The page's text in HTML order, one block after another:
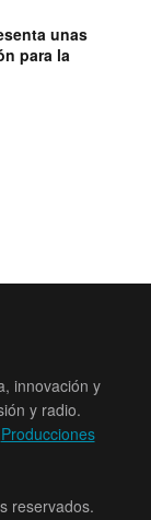
unas
para la
innovación y
y radio.
Producciones
reservados.